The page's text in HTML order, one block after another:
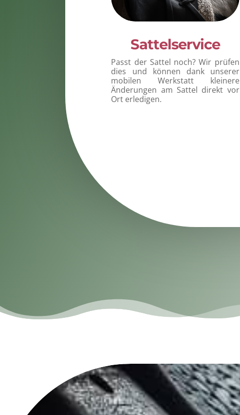
Sattelservice
Passt der Sattel noch? Wir prüfen
dies und können dank unserer
mobilen Werkstatt kleinere
Änderungen am Sattel direkt vor
Ort erledigen.